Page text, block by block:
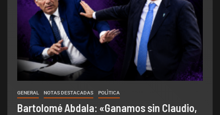
GENERAL NOTAS DESTACADAS POLÌTICA
Bartolomé Abdala: «Ganamos sin Claudio,